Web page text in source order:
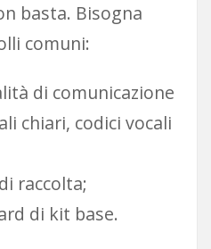
basta. Bisogna
comuni:
di comunicazione
chiari, codici vocali
raccolta;
di kit base.